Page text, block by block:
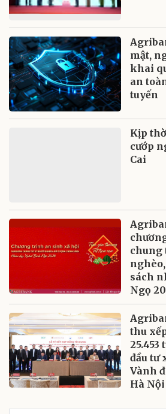
mật,
khai
an
tuyến
Kịp
cướp
Cai
chung
sách
Ngọ
thu
25.453
đầu tư
Vành
Hà Nội